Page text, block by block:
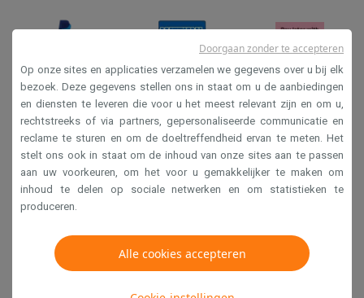
Verkoopsvoorwaarden
Privacy
Disclaimer
Cookies
Krëfel NV - Steenstraat 44 - Industriezone 4 "T Sas",
1851 Humbeek, België
BTW BE 0400.673.544
Op onze sites en applicaties verzamelen we gegevens over u bij elk
bezoek. Deze gegevens stellen ons in staat om u de aanbiedingen
en diensten te leveren die voor u het meest relevant zijn en om u,
rechtstreeks of via partners, gepersonaliseerde communicatie en
reclame te sturen en om de doeltreffendheid ervan te meten. Het
stelt ons ook in staat om de inhoud van onze sites aan te passen
aan uw voorkeuren, om het voor u gemakkelijker te maken om
inhoud te delen op sociale netwerken en om statistieken te
produceren.
Alle cookies accepteren
Doorgaan zonder te accepteren